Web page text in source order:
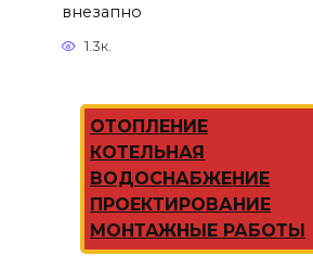
внезапно
1.3к.
ОТОПЛЕНИЕ
КОТЕЛЬНАЯ
ВОДОСНАБЖЕНИЕ
ПРОЕКТИРОВАНИЕ
МОНТАЖНЫЕ РАБОТЫ